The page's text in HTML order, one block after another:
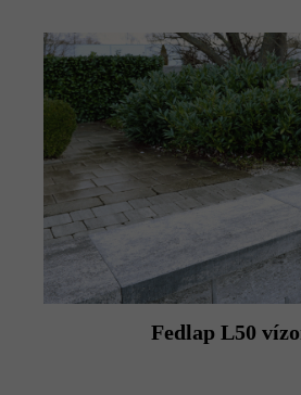
illesztőköveket kell vágni.
A különleges építési módnak
falak külső és belső oldala eltérő
A platina árnyékolt kerítéskőhöz a
érhető el, míg az ezüstszürke
közepes platina fedlap áll
elérhető platina árnyékolt és
változatban).
A tisztítás megkönnyítése
felület utólagos, Duoprotect DP30
történő impregnálását javasolja (ez
kövekkel együtt szállítható).
Fedlap L50